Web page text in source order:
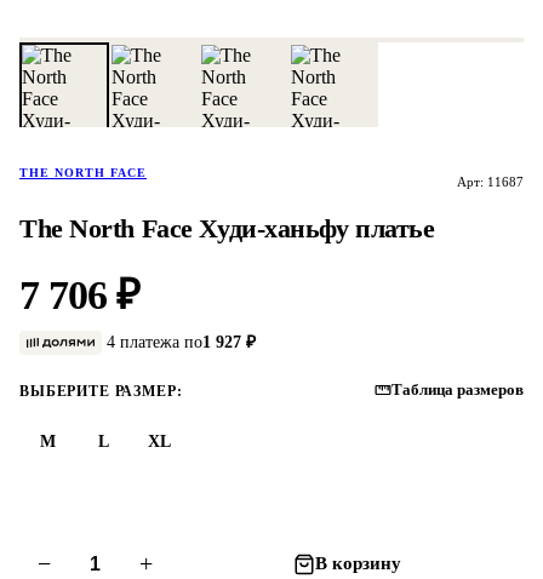
THE NORTH FACE
Арт: 11687
The North Face Худи-ханьфу платье
7 706 ₽
4 платежа по1 927 ₽
ВЫБЕРИТЕ РАЗМЕР: Таблица размеров
M L XL
− + В корзину